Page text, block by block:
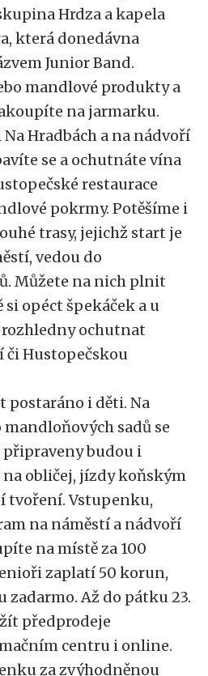
Hrdza a kapela
která donedávna
Junior Band.
mandlové produkty a
na jarmarku.
Hradbách a na nádvoří
se a ochutnáte vína
restaurace
pokrmy. Potěšíme i
trasy, jejichž start je
vedou do
Můžete na nich plnit
opéct špekáček a u
ochutnat
či Hustopečskou
postaráno i děti. Na
sadů se
připraveny budou i
obličej, jízdy koňským
tvoření. Vstupenku,
na náměstí a nádvoří
na místě za 100
zaplatí 50 korun,
zadarmo. Až do pátku 23.
předprodeje
centru i online.
za zvýhodněnou